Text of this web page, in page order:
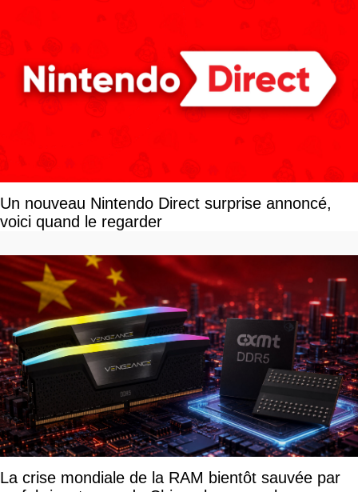
Un nouveau Nintendo Direct surprise annoncé,
voici quand le regarder
La crise mondiale de la RAM bientôt sauvée par